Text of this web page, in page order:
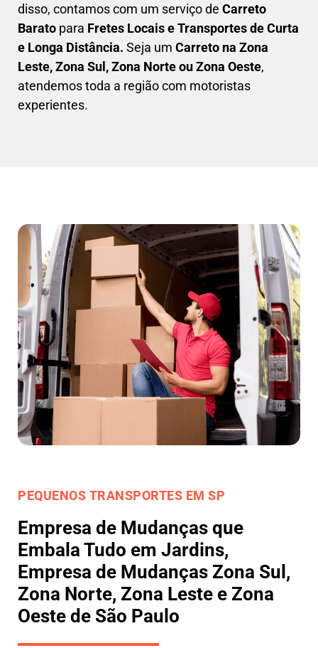
disso, contamos com um serviço de Carreto
Barato para Fretes Locais e Transportes de Curta
e Longa Distância. Seja um Carreto na Zona
Leste, Zona Sul, Zona Norte ou Zona Oeste,
atendemos toda a região com motoristas
experientes.
PEQUENOS TRANSPORTES EM SP
Empresa de Mudanças que
Embala Tudo em Jardins,
Empresa de Mudanças Zona Sul,
Zona Norte, Zona Leste e Zona
Oeste de São Paulo